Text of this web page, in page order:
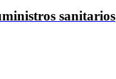
sanitarios